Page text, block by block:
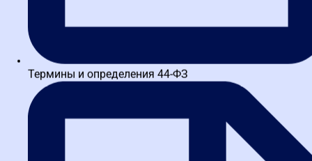
установил обязательный опыт поставки конкретного товара,
однако практика ФАС 2026 признала это избыточным.
Ключевой вывод: требования должны иметь прямое отношение
к предмету закупки, иначе они могут быть расценены как
дискриминационные. Участникам по всей России, в том числе
действующим в Омске, следует тщательно анализировать
подобные критерии на соответствие принципу соразмерности,
используя рекомендации контролирующих органов для
Термины и определения 44-ФЗ